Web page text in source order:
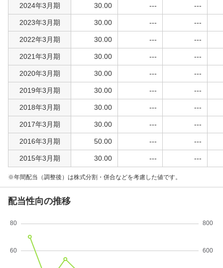
2024年3月期 30.00 --- ---
2023年3月期 30.00 --- ---
2022年3月期 30.00 --- ---
2021年3月期 30.00 --- ---
2020年3月期 30.00 --- ---
2019年3月期 30.00 --- ---
2018年3月期 30.00 --- ---
2017年3月期 30.00 --- ---
2016年3月期 50.00 --- ---
2015年3月期 30.00 --- ---
年間配当（調整後）は株式分割・併合などを考慮した値です。
配当性向の推移